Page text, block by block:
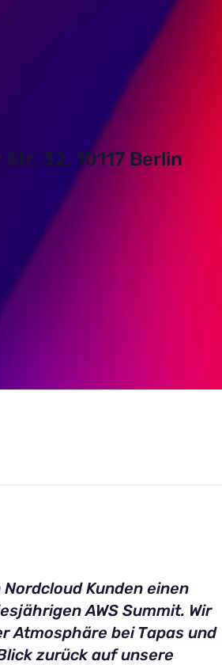
32, 10117 Berlin
Kunden einen
AWS Summit. Wir
Atmosphäre bei Tapas und
zurück auf unsere